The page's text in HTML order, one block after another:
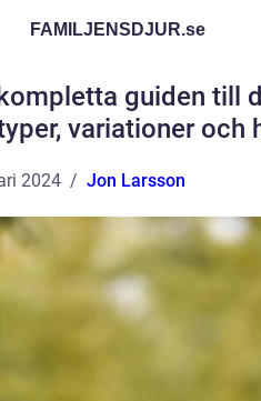
FAMILJENSDJUR.se
guiden till
variationer och
2024 Jon Larsson